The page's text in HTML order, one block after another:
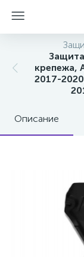
крепежа,
2017-
Описание